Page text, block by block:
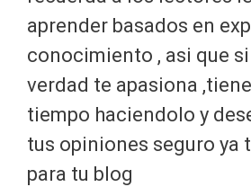
aprender basados en
conocimiento , asi que
verdad te apasiona
tiempo haciendolo y
tus opiniones seguro ya
para tu blog